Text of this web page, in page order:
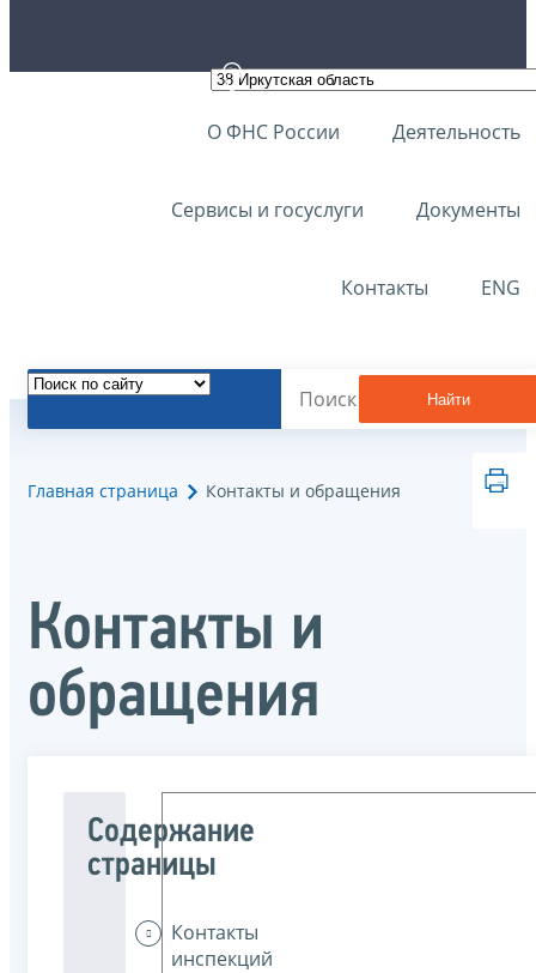
О ФНС России Деятельность
Сервисы и госуслуги Документы
Контакты ENG
Найти
Главная страница Контакты и обращения
Контакты и
обращения
Содержание
страницы
Контакты
инспекций